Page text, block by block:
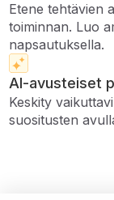
Etene tehtävien
toiminnan. Luo
napsautuksella.
AI-avusteiset
Keskity
suositusten